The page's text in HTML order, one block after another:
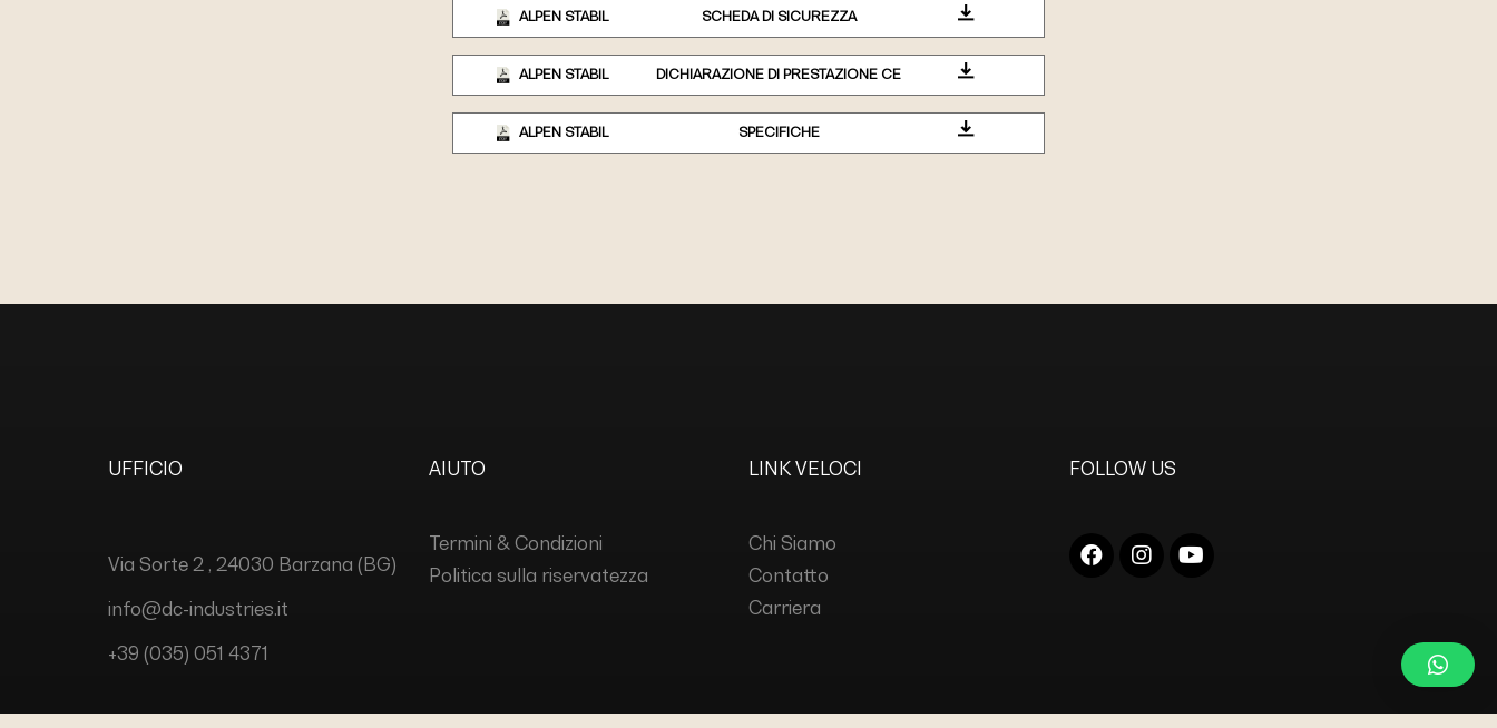
ALPEN STABIL SCHEDA DI SICUREZZA
ALPEN STABIL DICHIARAZIONE DI PRESTAZIONE CE
ALPEN STABIL SPECIFICHE
UFFICIO
Via Sorte 2 , 24030 Barzana (BG)
info@dc-industries.it
+39 (035) 051 4371
AIUTO
Termini & Condizioni
Politica sulla riservatezza
LINK VELOCI
Chi Siamo
Contatto
Carriera
FOLLOW US